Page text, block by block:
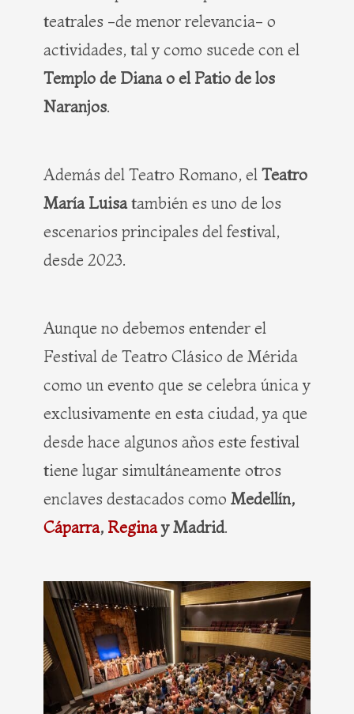
teatrales -de menor relevancia- o
actividades, tal y como sucede con el
Templo de Diana o el Patio de los
Naranjos.
Además del Teatro Romano, el Teatro
María Luisatambién es uno de los
escenarios principales del festival,
desde 2023.
Aunque no debemos entender el
Festival de Teatro Clásico de Mérida
como un evento que se celebra única y
exclusivamente en esta ciudad, ya que
desde hace algunos años este festival
tiene lugar simultáneamente otros
enclaves destacados como Medellín,
Cáparra, Reginay Madrid.